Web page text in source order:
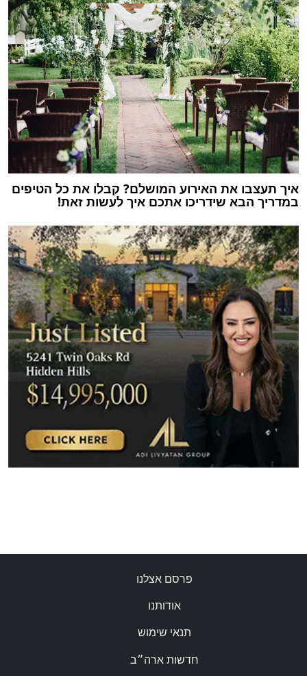
איך תעצבו את האירוע המושלם? קבלו את כל הטיפים
במדריך הבא שידריכו אתכם איך לעשות זאת!
פרסם אצלנו
אודותנו
תנאי שימוש
חדשות ארה״ב